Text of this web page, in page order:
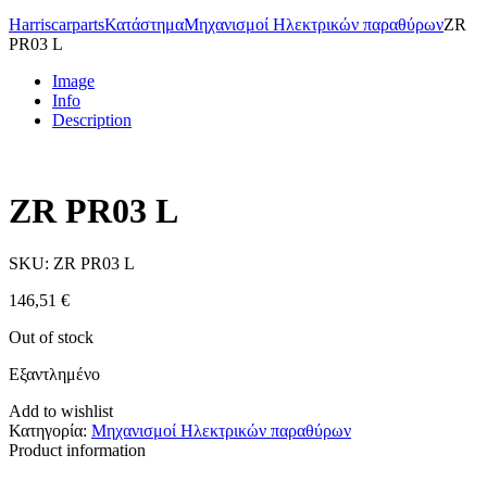
HarriscarpartsΚατάστημαΜηχανισμοί Ηλεκτρικών παραθύρωνZR
PR03 L
Image
Info
Description
ZR PR03 L
SKU: ZR PR03 L
146,51 €
Out of stock
Εξαντλημένο
Add to wishlist
Κατηγορία: Μηχανισμοί Ηλεκτρικών παραθύρων
Product information